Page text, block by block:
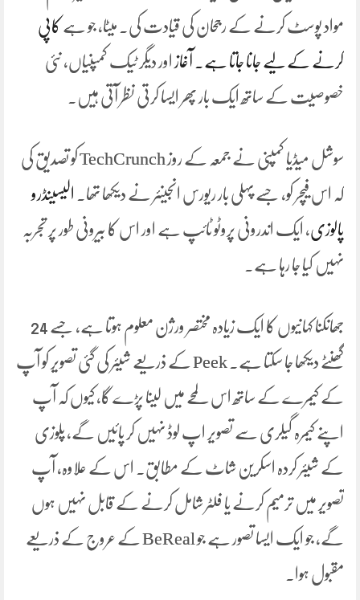
مواد پوسٹ کرنے کے رجحان کی قیادت کی۔ میٹا، جو ہے کاپی
کرنے کے لیے جانا جاتا ہے۔ آغاز اور دیگر ٹیک کمپنیاں، نئی
خصوصیت کے ساتھ ایک بار پھر ایسا کرتی نظر آتی ہیں۔
سوشل میڈیا کمپنی نے جمعہ کے روز TechCrunch کو تصدیق کی
کہ اس فیچر کو، جسے پہلی بار ریورس انجینئر نے دیکھا تھا۔ الیسینڈرو
پالوزی، ایک اندرونی پروٹو ٹائپ ہے اور اس کا بیرونی طور پر تجربہ
نہیں کیا جا رہا ہے۔
جھانکنا کہانیوں کا ایک زیادہ مختصر ورژن معلوم ہوتا ہے، جسے 24
گھنٹے دیکھا جا سکتا ہے۔ Peek کے ذریعے شیئر کی گئی تصویر کو آپ
کے کیمرے کے ساتھ اس لمحے میں لینا پڑے گا، کیوں کہ آپ
اپنے کیمرہ گیلری سے تصویر اپ لوڈ نہیں کر پائیں گے، پلوزی
کے شیئر کردہ اسکرین شاٹ کے مطابق۔ اس کے علاوہ، آپ
تصویر میں ترمیم کرنے یا فلٹر شامل کرنے کے قابل نہیں ہوں
گے، جو ایک ایسا تصور ہے جو BeReal کے عروج کے ذریعے
مقبول ہوا۔